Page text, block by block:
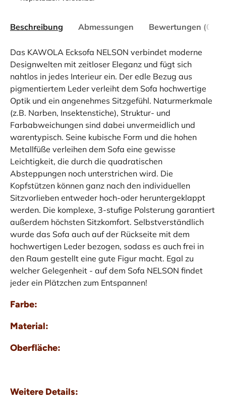
Beschreibung Abmessungen Bewertungen (0)
Das KAWOLA Ecksofa NELSON verbindet moderne
Designwelten mit zeitloser Eleganz und fügt sich
nahtlos in jedes Interieur ein. Der edle Bezug aus
pigmentiertem Leder verleiht dem Sofa hochwertige
Optik und ein angenehmes Sitzgefühl. Naturmerkmale
(z.B. Narben, Insektenstiche), Struktur- und
Farbabweichungen sind dabei unvermeidlich und
warentypisch. Seine kubische Form und die hohen
Metallfüße verleihen dem Sofa eine gewisse
Leichtigkeit, die durch die quadratischen
Absteppungen noch unterstrichen wird. Die
Kopfstützen können ganz nach den individuellen
Sitzvorlieben entweder hoch-oder heruntergeklappt
werden. Die komplexe, 3-stufige Polsterung garantiert
außerdem höchsten Sitzkomfort. Selbstverständlich
wurde das Sofa auch auf der Rückseite mit dem
hochwertigen Leder bezogen, sodass es auch frei in
den Raum gestellt eine gute Figur macht. Egal zu
welcher Gelegenheit - auf dem Sofa NELSON findet
jeder ein Plätzchen zum Entspannen!
Farbe:
Material:
Oberfläche:
Weitere Details: